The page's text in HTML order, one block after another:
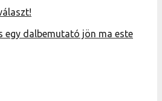
egy dalbemutató jön ma este